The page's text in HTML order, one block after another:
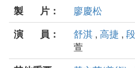
製 片：
廖慶松
演 員：
舒淇 , 高捷 ,
萱